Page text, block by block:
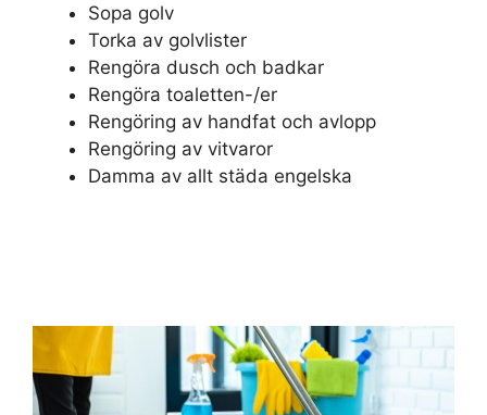
Sopa golv
Torka av golvlister
Rengöra dusch och badkar
Rengöra toaletten-/er
Rengöring av handfat och avlopp
Rengöring av vitvaror
Damma av allt städa engelska